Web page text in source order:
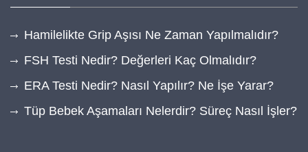
Hamilelikte Grip Aşısı Ne Zaman Yapılmalıdır?
FSH Testi Nedir? Değerleri Kaç Olmalıdır?
ERA Testi Nedir? Nasıl Yapılır? Ne İşe Yarar?
Tüp Bebek Aşamaları Nelerdir? Süreç Nasıl İşler?